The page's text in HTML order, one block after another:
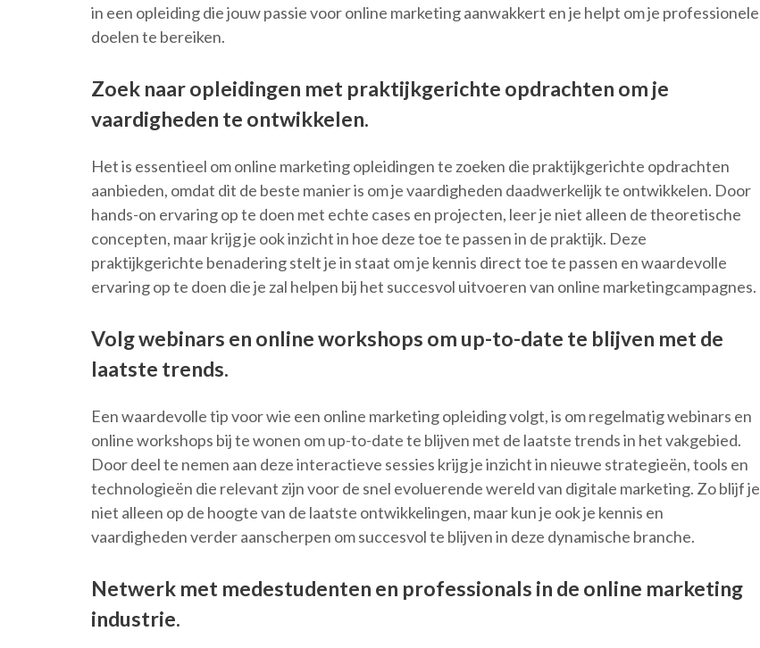
in een opleiding die jouw passie voor online marketing aanwakkert en je helpt om je professionele
doelen te bereiken.
Zoek naar opleidingen met praktijkgerichte opdrachten om je
vaardigheden te ontwikkelen.
Het is essentieel om online marketing opleidingen te zoeken die praktijkgerichte opdrachten
aanbieden, omdat dit de beste manier is om je vaardigheden daadwerkelijk te ontwikkelen. Door
hands-on ervaring op te doen met echte cases en projecten, leer je niet alleen de theoretische
concepten, maar krijg je ook inzicht in hoe deze toe te passen in de praktijk. Deze
praktijkgerichte benadering stelt je in staat om je kennis direct toe te passen en waardevolle
ervaring op te doen die je zal helpen bij het succesvol uitvoeren van online marketingcampagnes.
Volg webinars en online workshops om up-to-date te blijven met de
laatste trends.
Een waardevolle tip voor wie een online marketing opleiding volgt, is om regelmatig webinars en
online workshops bij te wonen om up-to-date te blijven met de laatste trends in het vakgebied.
Door deel te nemen aan deze interactieve sessies krijg je inzicht in nieuwe strategieën, tools en
technologieën die relevant zijn voor de snel evoluerende wereld van digitale marketing. Zo blijf je
niet alleen op de hoogte van de laatste ontwikkelingen, maar kun je ook je kennis en
vaardigheden verder aanscherpen om succesvol te blijven in deze dynamische branche.
Netwerk met medestudenten en professionals in de online marketing
industrie.